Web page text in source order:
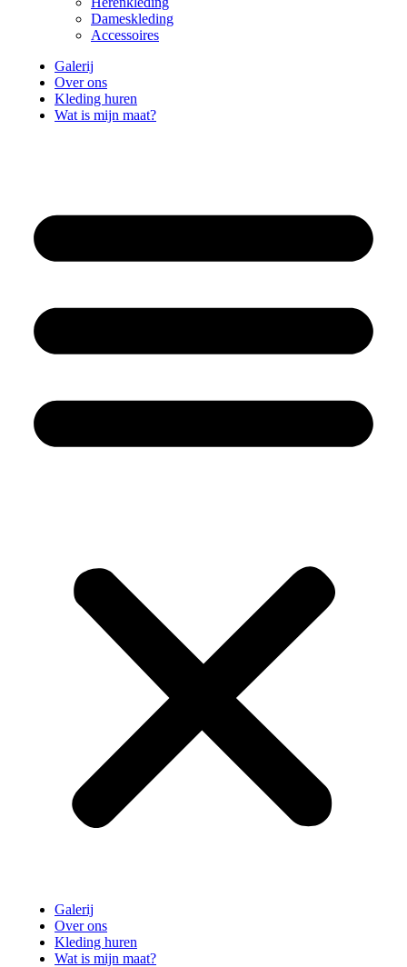
Dameskleding
Accessoires
Galerij
Over ons
Kleding huren
Wat is mijn maat?
Galerij
Over ons
Kleding huren
Wat is mijn maat?